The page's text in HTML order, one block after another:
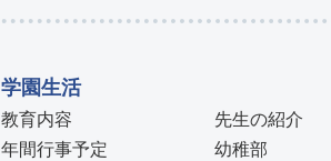
学園生活
教育内容
年間行事予定
先生の紹介
幼稚部